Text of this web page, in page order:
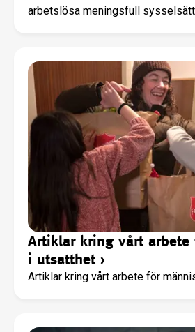
arbetslösa meningsfull
Artiklar kring vårt arbete
i utsatthet ›
Artiklar kring vårt arbete för